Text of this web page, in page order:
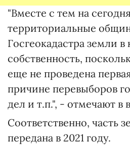
"Вместе с тем на
территориальные
Госгеокадастра земли
собственность,
еще не проведена
причине перевыборов
дел и т.п.", - отмечают в
Соответственно, часть
передана в 2021 году.